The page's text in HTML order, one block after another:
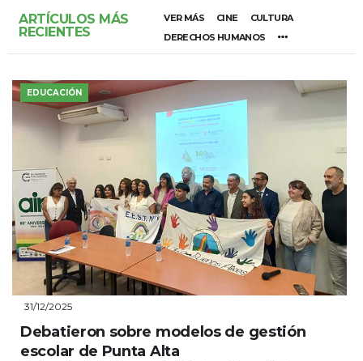
ARTÍCULOS MÁS
RECIENTES
VER MÁS CINE
CULTURA
DERECHOS HUMANOS
EDUCACIÓN
31/12/2025
Debatieron sobre modelos de gestión
escolar de Punta Alta